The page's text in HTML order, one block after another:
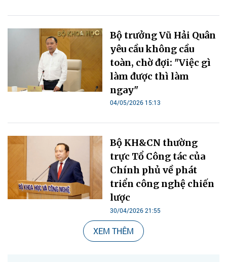
Bộ trưởng Vũ Hải Quân
yêu cầu không cầu
toàn, chờ đợi: "Việc gì
làm được thì làm
ngay"
04/05/2026 15:13
Bộ KH&CN thường
trực Tổ Công tác của
Chính phủ về phát
triển công nghệ chiến
lược
30/04/2026 21:55
XEM THÊM